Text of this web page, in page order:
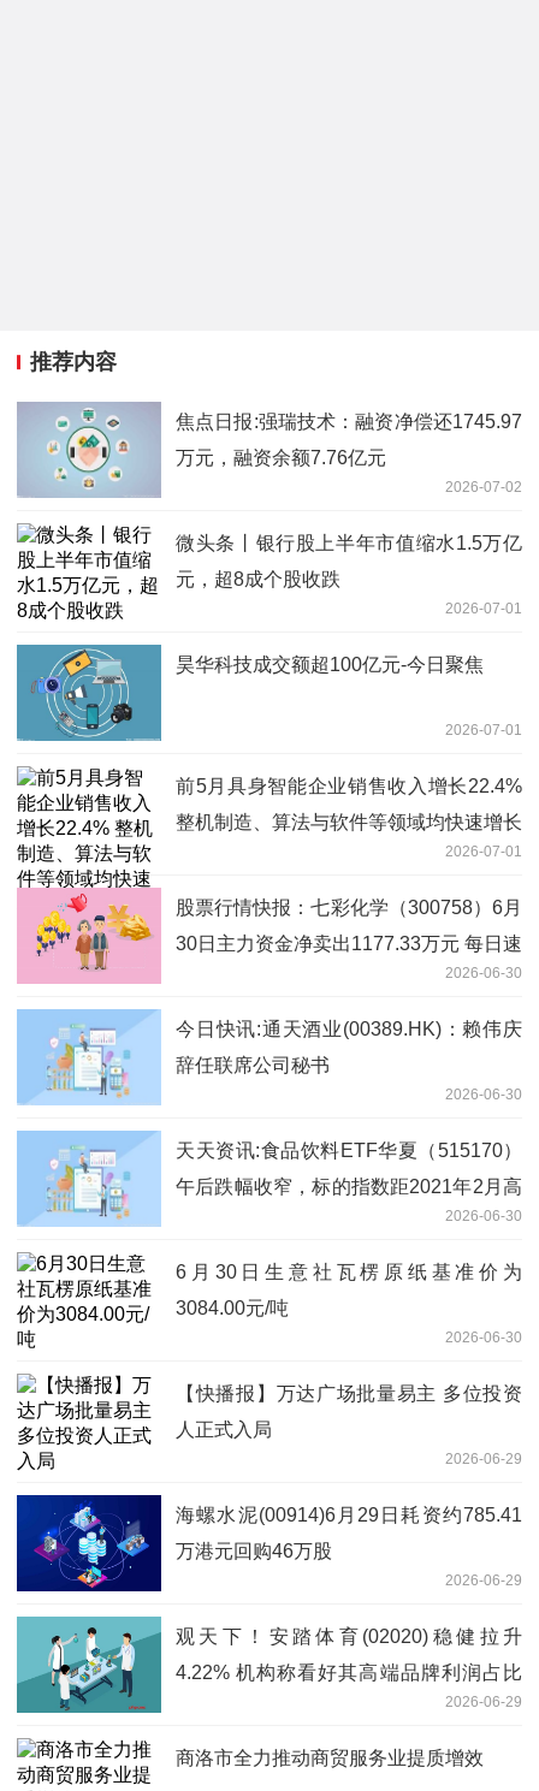
推荐内容
焦点日报:强瑞技术：融资净偿还1745.97
万元，融资余额7.76亿元
2026-07-02
微头条丨银行股上半年市值缩水1.5万亿
元，超8成个股收跌
2026-07-01
昊华科技成交额超100亿元-今日聚焦
2026-07-01
前5月具身智能企业销售收入增长22.4%
整机制造、算法与软件等领域均快速增长
2026-07-01
股票行情快报：七彩化学（300758）6月
30日主力资金净卖出1177.33万元 每日速
2026-06-30
今日快讯:通天酒业(00389.HK)：赖伟庆
辞任联席公司秘书
2026-06-30
天天资讯:食品饮料ETF华夏（515170）
午后跌幅收窄，标的指数距2021年2月高
2026-06-30
6月30日生意社瓦楞原纸基准价为
3084.00元/吨
2026-06-30
【快播报】万达广场批量易主 多位投资
人正式入局
2026-06-29
海螺水泥(00914)6月29日耗资约785.41
万港元回购46万股
2026-06-29
观天下！安踏体育(02020)稳健拉升
4.22% 机构称看好其高端品牌利润占比
2026-06-29
商洛市全力推动商贸服务业提质增效